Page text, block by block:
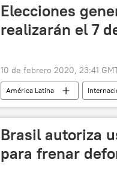
Elecciones
realizarán el 7
10 de febrero 2020, 23:41
América Latina
Brasil autoriza
para frenar